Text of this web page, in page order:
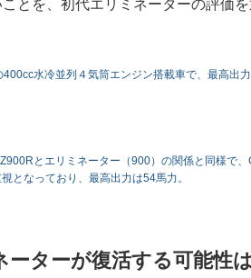
とを、初代エリミネーターの評価を
水冷並列４気筒エンジン搭載車で、最高出
とエリミネーター（900）の関係と同様で
となっており、最高出力は54馬力。
ーターが復活する可能性